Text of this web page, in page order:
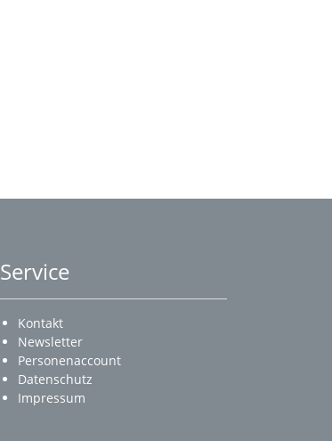
Service
Kontakt
Newsletter
Personenaccount
Datenschutz
Impressum